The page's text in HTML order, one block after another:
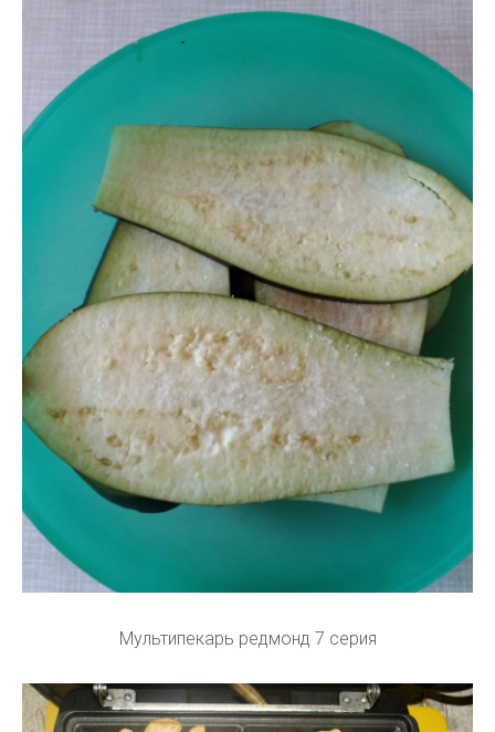
Мультипекарь редмонд 7 серия